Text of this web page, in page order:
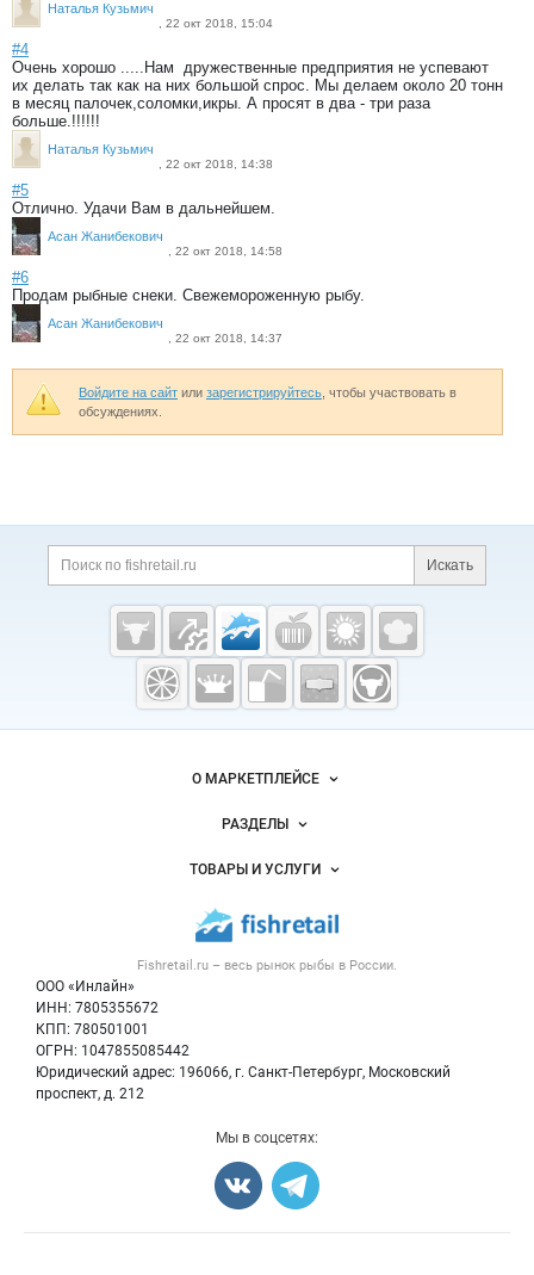
Наталья Кузьмич
, 22 окт 2018, 15:04
#4
Очень хорошо .....Нам дружественные предприятия не успевают
их делать так как на них большой спрос. Мы делаем около 20 тонн
в месяц палочек,соломки,икры. А просят в два - три раза
больше.!!!!!!
Наталья Кузьмич
, 22 окт 2018, 14:38
#5
Отлично. Удачи Вам в дальнейшем.
Асан Жанибекович
, 22 окт 2018, 14:58
#6
Продам рыбные снеки. Свежемороженную рыбу.
Асан Жанибекович
, 22 окт 2018, 14:37
Войдите на сайт или зарегистрируйтесь , чтобы участвовать в
обсуждениях.
Дополнительная информация
Поиск по сайту и
Искать
Cсылки на полезные проекты
Fishretail.ru —
рыба,
морепродукты
Важные разделы и контакты
Fishretail.ru – весь рынок рыбы в России.
ООО «Инлайн»
ИНН: 7805355672
КПП: 780501001
ОГРН: 1047855085442
Юридический адрес: 196066, г. Санкт-Петербург, Московский
проспект, д. 212
Навигация по сайтуО МАРКЕТПЛЕЙСЕ
Новости Fishretail.ru
Размещение рекламы
Публичная оферта
Контактная информация
Политика обработки персональных данных
РАЗДЕЛЫ
Объявления
Новости рынка
Блог
ТОВАРЫ И УСЛУГИ
Рыба
Икра
Мы в соцсетях: